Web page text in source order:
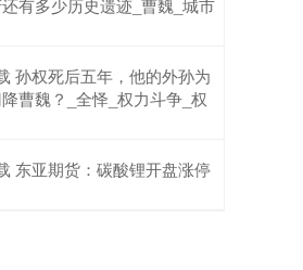
有多少历史遗迹_曹魏_城市
孙权死后五年，他的外孙为
曹魏？_全怿_权力斗争_权
东亚期货：碳酸锂开盘涨停